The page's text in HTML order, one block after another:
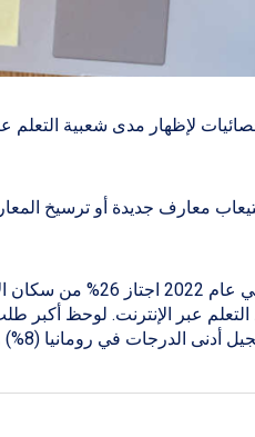
لإظهار مدى شعبية التعلم
معارف جديدة أو ترسيخ